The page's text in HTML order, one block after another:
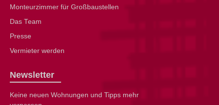
Monteurzimmer für Großbaustellen
Das Team
Presse
Vermieter werden
Newsletter
Keine neuen Wohnungen und Tipps mehr